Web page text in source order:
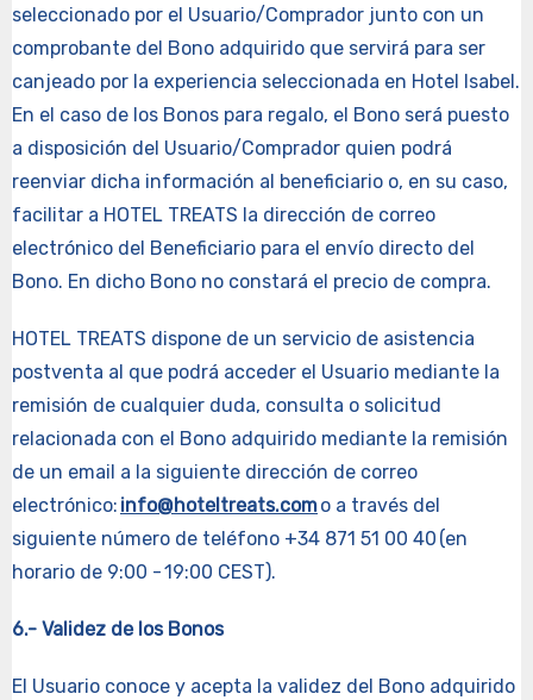
seleccionado por el Usuario/Comprador junto con un
comprobante del Bono adquirido que servirá para ser
canjeado por la experiencia seleccionada en Hotel Isabel.
En el caso de los Bonos para regalo, el Bono será puesto
a disposición del Usuario/Comprador quien podrá
reenviar dicha información al beneficiario o, en su caso,
facilitar a HOTEL TREATS la dirección de correo
electrónico del Beneficiario para el envío directo del
Bono. En dicho Bono no constará el precio de compra.
HOTEL TREATS dispone de un servicio de asistencia
postventa al que podrá acceder el Usuario mediante la
remisión de cualquier duda, consulta o solicitud
relacionada con el Bono adquirido mediante la remisión
de un email a la siguiente dirección de correo
electrónico: info@hoteltreats.como a través del
siguiente número de teléfono +34 871 51 00 40 (en
horario de 9:00 - 19:00 CEST).
6.- Validez de los Bonos
El Usuario conoce y acepta la validez del Bono adquirido